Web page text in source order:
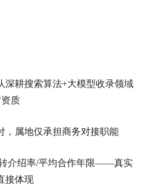
深耕搜索算法+大模型收录领域
质
，属地仅承担商务对接职能
介绍率/平均合作年限——真实
接体现